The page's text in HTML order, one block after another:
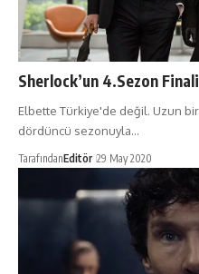
Sherlock’un 4.Sezon
Elbette Türkiye'de değil. Uzun
dördüncü sezonuyla…
TarafındanEditör 29 May 2020